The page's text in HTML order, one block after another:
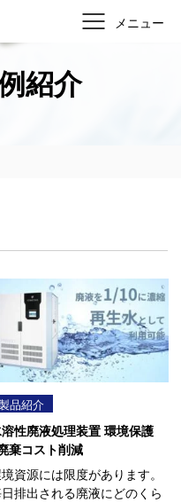
紹介
品紹介
性廃液処理装置 環境保護
棄コスト削減
資源には限度があります。
排出される廃液にどのくら